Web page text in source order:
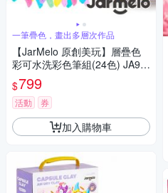
一筆疊色，畫出多層次作品
【JarMelo 原創美玩】層疊色
彩可水洗彩色筆組(24色) JA99
681
$799
活動 券
加入購物車